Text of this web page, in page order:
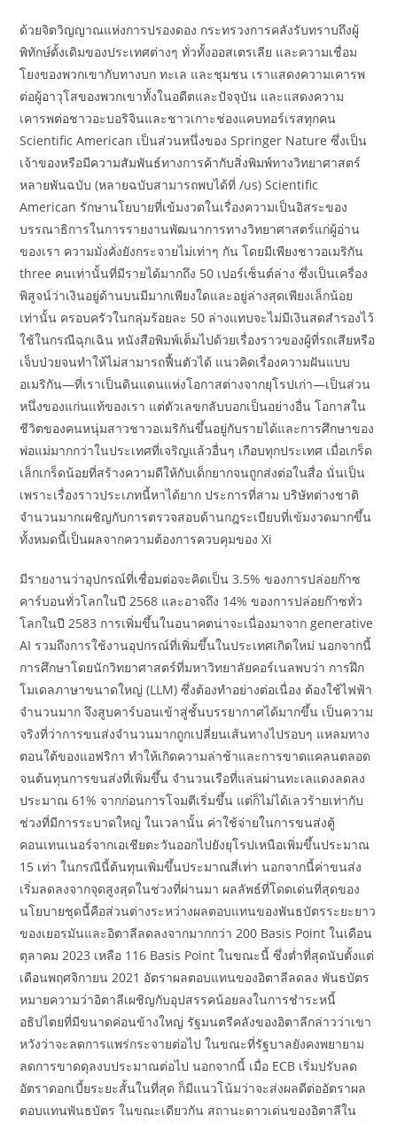
ด้วยจิตวิญญาณแห่งการปรองดอง กระทรวงการคลังรับทราบถึงผู้
พิทักษ์ดั้งเดิมของประเทศต่างๆ ทั่วทั้งออสเตรเลีย และความเชื่อม
โยงของพวกเขากับทางบก ทะเล และชุมชน เราแสดงความเคารพ
ต่อผู้อาวุโสของพวกเขาทั้งในอดีตและปัจจุบัน และแสดงความ
เคารพต่อชาวอะบอริจินและชาวเกาะช่องแคบทอร์เรสทุกคน
Scientific American เป็นส่วนหนึ่งของ Springer Nature ซึ่งเป็น
เจ้าของหรือมีความสัมพันธ์ทางการค้ากับสิ่งพิมพ์ทางวิทยาศาสตร์
หลายพันฉบับ (หลายฉบับสามารถพบได้ที่ /us) Scientific
American รักษานโยบายที่เข้มงวดในเรื่องความเป็นอิสระของ
บรรณาธิการในการรายงานพัฒนาการทางวิทยาศาสตร์แก่ผู้อ่าน
ของเรา ความมั่งคั่งยังกระจายไม่เท่าๆ กัน โดยมีเพียงชาวอเมริกัน
three คนเท่านั้นที่มีรายได้มากถึง 50 เปอร์เซ็นต์ล่าง ซึ่งเป็นเครื่อง
พิสูจน์ว่าเงินอยู่ด้านบนมีมากเพียงใดและอยู่ล่างสุดเพียงเล็กน้อย
เท่านั้น ครอบครัวในกลุ่มร้อยละ 50 ล่างแทบจะไม่มีเงินสดสำรองไว้
ใช้ในกรณีฉุกเฉิน หนังสือพิมพ์เต็มไปด้วยเรื่องราวของผู้ที่รถเสียหรือ
เจ็บป่วยจนทำให้ไม่สามารถฟื้นตัวได้ แนวคิดเรื่องความฝันแบบ
อเมริกัน—ที่เราเป็นดินแดนแห่งโอกาสต่างจากยุโรปเก่า—เป็นส่วน
หนึ่งของแก่นแท้ของเรา แต่ตัวเลขกลับบอกเป็นอย่างอื่น โอกาสใน
ชีวิตของคนหนุ่มสาวชาวอเมริกันขึ้นอยู่กับรายได้และการศึกษาของ
พ่อแม่มากกว่าในประเทศที่เจริญแล้วอื่นๆ เกือบทุกประเทศ เมื่อเกร็ด
เล็กเกร็ดน้อยที่สร้างความดีให้กับเด็กยากจนถูกส่งต่อในสื่อ นั่นเป็น
เพราะเรื่องราวประเภทนี้หาได้ยาก ประการที่สาม บริษัทต่างชาติ
จำนวนมากเผชิญกับการตรวจสอบด้านกฎระเบียบที่เข้มงวดมากขึ้น
ทั้งหมดนี้เป็นผลจากความต้องการควบคุมของ Xi
มีรายงานว่าอุปกรณ์ที่เชื่อมต่อจะคิดเป็น 3.5% ของการปล่อยก๊าซ
คาร์บอนทั่วโลกในปี 2568 และอาจถึง 14% ของการปล่อยก๊าซทั่ว
โลกในปี 2583 การเพิ่มขึ้นในอนาคตน่าจะเนื่องมาจาก generative
AI รวมถึงการใช้งานอุปกรณ์ที่เพิ่มขึ้นในประเทศเกิดใหม่ นอกจากนี้
การศึกษาโดยนักวิทยาศาสตร์ที่มหาวิทยาลัยคอร์เนลพบว่า การฝึก
โมเดลภาษาขนาดใหญ่ (LLM) ซึ่งต้องทำอย่างต่อเนื่อง ต้องใช้ไฟฟ้า
จำนวนมาก จึงสูบคาร์บอนเข้าสู่ชั้นบรรยากาศได้มากขึ้น เป็นความ
จริงที่ว่าการขนส่งจำนวนมากถูกเปลี่ยนเส้นทางไปรอบๆ แหลมทาง
ตอนใต้ของแอฟริกา ทำให้เกิดความล่าช้าและการขาดแคลนตลอด
จนต้นทุนการขนส่งที่เพิ่มขึ้น จำนวนเรือที่แล่นผ่านทะเลแดงลดลง
ประมาณ 61% จากก่อนการโจมตีเริ่มขึ้น แต่ก็ไม่ได้เลวร้ายเท่ากับ
ช่วงที่มีการระบาดใหญ่ ในเวลานั้น ค่าใช้จ่ายในการขนส่งตู้
คอนเทนเนอร์จากเอเชียตะวันออกไปยังยุโรปเหนือเพิ่มขึ้นประมาณ
15 เท่า ในกรณีนี้ต้นทุนเพิ่มขึ้นประมาณสี่เท่า นอกจากนี้ค่าขนส่ง
เริ่มลดลงจากจุดสูงสุดในช่วงที่ผ่านมา ผลลัพธ์ที่โดดเด่นที่สุดของ
นโยบายชุดนี้คือส่วนต่างระหว่างผลตอบแทนของพันธบัตรระยะยาว
ของเยอรมันและอิตาลีลดลงจากมากกว่า 200 Basis Point ในเดือน
ตุลาคม 2023 เหลือ 116 Basis Point ในขณะนี้ ซึ่งต่ำที่สุดนับตั้งแต่
เดือนพฤศจิกายน 2021 อัตราผลตอบแทนของอิตาลีลดลง พันธบัตร
หมายความว่าอิตาลีเผชิญกับอุปสรรคน้อยลงในการชำระหนี้
อธิปไตยที่มีขนาดค่อนข้างใหญ่ รัฐมนตรีคลังของอิตาลีกล่าวว่าเขา
หวังว่าจะลดการแพร่กระจายต่อไป ในขณะที่รัฐบาลยังคงพยายาม
ลดการขาดดุลงบประมาณต่อไป นอกจากนี้ เมื่อ ECB เริ่มปรับลด
อัตราดอกเบี้ยระยะสั้นในที่สุด ก็มีแนวโน้มว่าจะส่งผลดีต่ออัตราผล
ตอบแทนพันธบัตร ในขณะเดียวกัน สถานะดาวเด่นของอิตาลีใน